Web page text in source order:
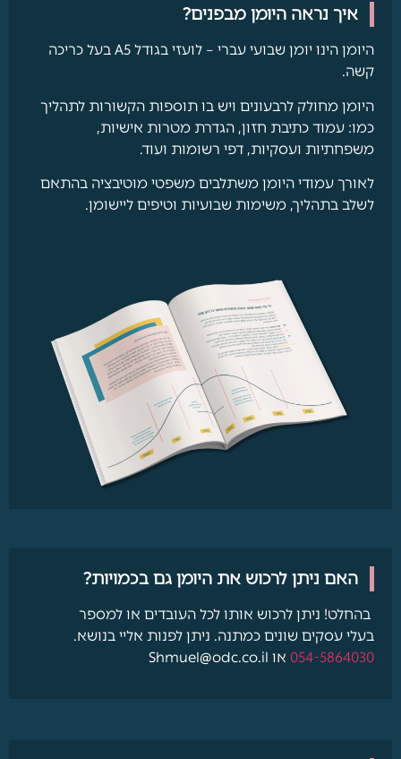
איך נראה היומן מבפנים?
היומן הינו יומן שבועי עברי – לועזי בגודל A5 בעל כריכה
קשה.
היומן מחולק לרבעונים ויש בו תוספות הקשורות לתהליך
כמו: עמוד כתיבת חזון, הגדרת מטרות אישיות,
משפחתיות ועסקיות, דפי רשומות ועוד.
לאורך עמודי היומן משתלבים משפטי מוטיבציה בהתאם
לשלב בתהליך, משימות שבועיות וטיפים ליישומן.
האם ניתן לרכוש את היומן גם בכמויות?
בהחלט! ניתן לרכוש אותו לכל העובדים או למספר
בעלי עסקים שונים כמתנה. ניתן לפנות אליי בנושא.
054-5864030 או Shmuel@odc.co.il